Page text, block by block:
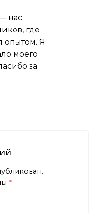
нас
где
опытом. Я
моего
за
*